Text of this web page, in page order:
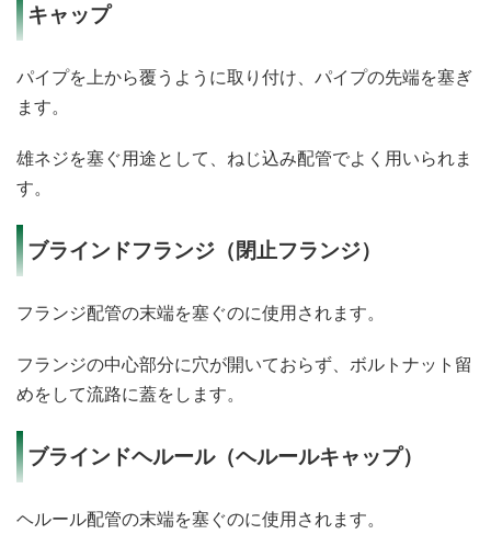
キャップ
パイプを上から覆うように取り付け、パイプの先端を塞ぎ
ます。
雄ネジを塞ぐ用途として、ねじ込み配管でよく用いられま
す。
ブラインドフランジ（閉止フランジ）
フランジ配管の末端を塞ぐのに使用されます。
フランジの中心部分に穴が開いておらず、ボルトナット留
めをして流路に蓋をします。
ブラインドヘルール（ヘルールキャップ）
ヘルール配管の末端を塞ぐのに使用されます。